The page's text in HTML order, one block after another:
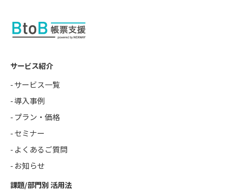
サービス紹介
サービス一覧
導入事例
プラン・価格
セミナー
よくあるご質問
お知らせ
課題/部門別 活用法